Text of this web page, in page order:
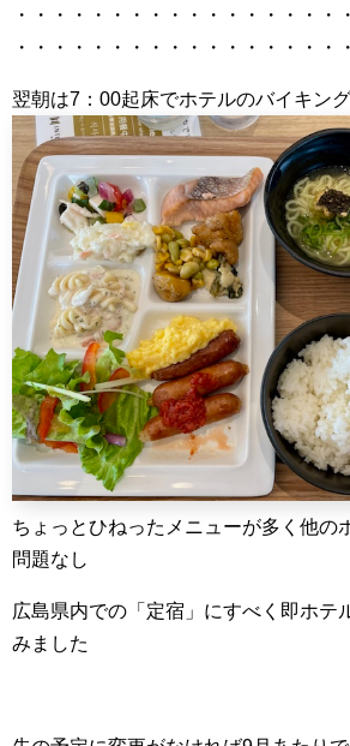
・・・・・・・・・・・・・・・・
・・・・・・・・・・・・・・・・
翌朝は7：00起床でホテルのバイキング
ちょっとひねったメニューが多く他の
問題なし
広島県内での「定宿」にすべく即ホテ
みました